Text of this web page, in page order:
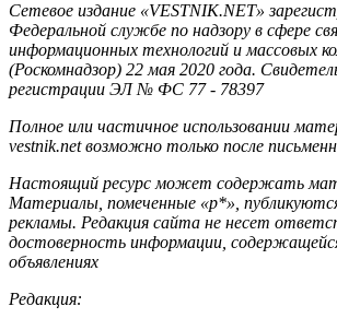
Сетевое издание «VESTNIK.NET»
Федеральной службе по надзору в сфере
информационных технологий и массовых
(Роскомнадзор) 22 мая 2020 года.
регистрации ЭЛ № ФС 77 - 78397
Полное или частичное использовании
vestnik.net возможно только после
Настоящий ресурс может содержать
Материалы, помеченные «р*»,
рекламы. Редакция сайта не несет
достоверность информации,
объявлениях
Редакция: